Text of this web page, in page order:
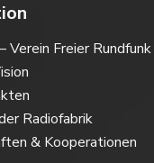
Verein Freier
Radiofabrik
& Kooperationen